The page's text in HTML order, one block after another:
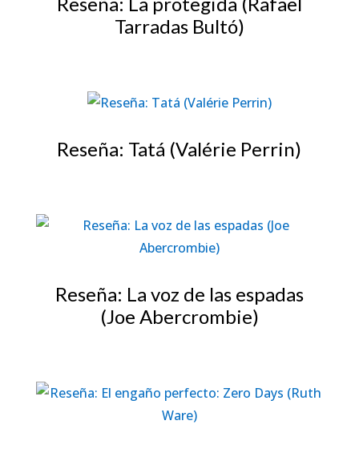
Tarradas Bultó)
Reseña: Tatá (Valérie Perrin)
Reseña: La voz de las espadas
(Joe Abercrombie)